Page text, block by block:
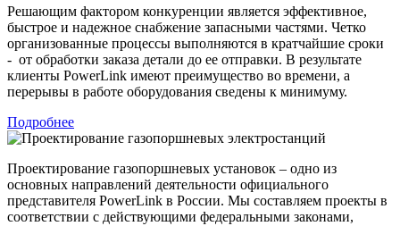
Решающим фактором конкуренции является эффективное,
быстрое и надежное снабжение запасными частями. Четко
организованные процессы выполняются в кратчайшие сроки
- от обработки заказа детали до ее отправки. В результате
клиенты PowerLink имеют преимущество во времени, а
перерывы в работе оборудования сведены к минимуму.
Подробнее
Проектирование газопоршневых установок – одно из
основных направлений деятельности официального
представителя PowerLink в России. Мы составляем проекты в
соответствии с действующими федеральными законами,